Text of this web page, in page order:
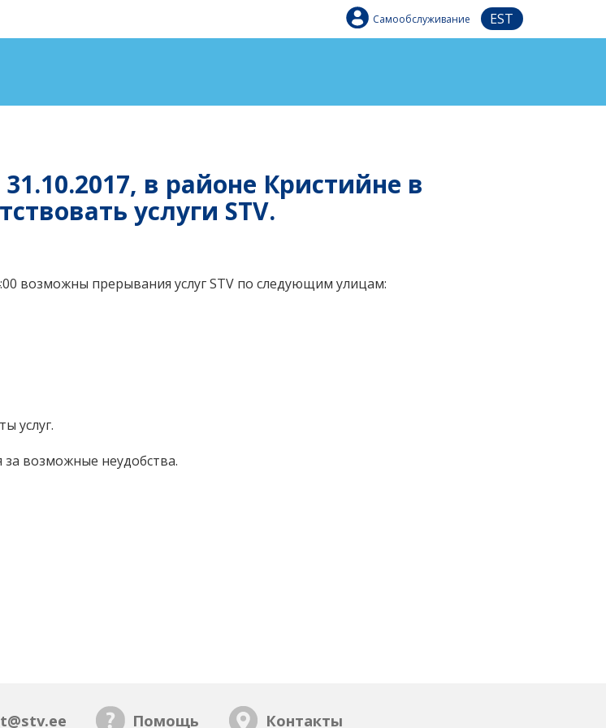
Самообслуживание EST
в районе Кристийне в
услуги STV.
возможны прерывания услуг STV по следующим улицам:
услуг.
возможные неудобства.
Помощь Контакты